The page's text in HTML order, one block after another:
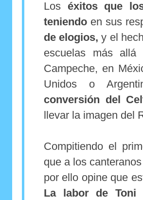
Los éxitos que
teniendo en sus
de elogios, y el
escuelas más
Campeche, en
Unidos o
conversión del
llevar la imagen del
Compitiendo el
que a los
por ello opine que
La labor de Toni